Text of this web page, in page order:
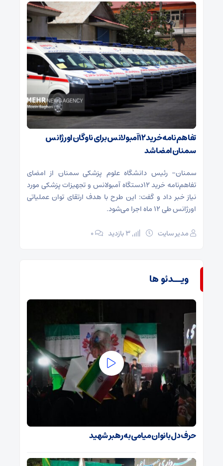
تفاهم‌نامه خرید ۱۲ آمبولانس برای ناوگان اورژانس
سمنان امضا شد
سمنان- رئیس دانشگاه علوم پزشکی سمنان از امضای
تفاهم‌نامه خرید ۱۲دستگاه آمبولانس و تجهیزات پزشکی مورد
نیاز خبر داد و گفت: این طرح با هدف ارتقای توان عملیاتی
اورژانس طی ۱۲ ماه اجرا می‌شود.
مدیر سایت ۰
ویــدئو ها
حرف دل بانوان میامی به رهبر شهید